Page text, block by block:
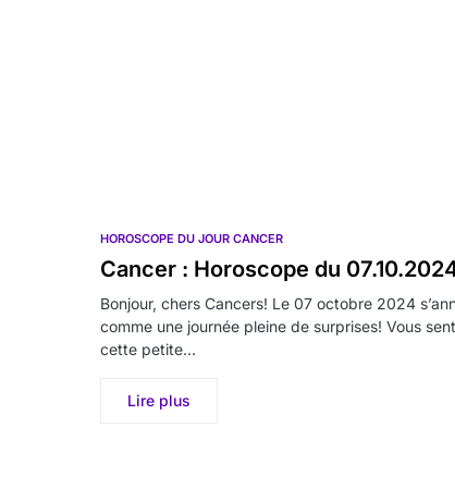
HOROSCOPE DU JOUR CANCER
Cancer : Horoscope du
Bonjour, chers Cancers! Le 07 octobre 2024
comme une journée pleine de surprises! Vous
cette petite…
Lire plus